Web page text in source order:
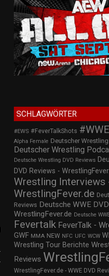
SCHLAGWÖRTER
#EWS #FeverTalkShots
Alpha Female Deutscher
Deutscher Wrestling
Deutsche Wrestling DVD Reviews
DVD Reviews -
Wrestling Interviews
WrestlingFever.de
Reviews Deutsche WWE
WrestlingFever.de Deutsche
Fevertalk FeverTalk -
GWF MMA NEW NFC UFC WCW
Wrestling Tour Berichte
Reviews
WrestlingFever.de - WWE DVD